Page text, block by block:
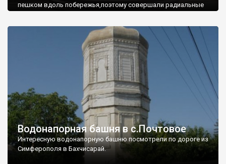
пешком вдоль побережья,поэтому совершали радиальные
Водонапорная башня в с.Почтовое
Интересную водонапорную башню посмотрели по дороге из
Симферополя в Бахчисарай.